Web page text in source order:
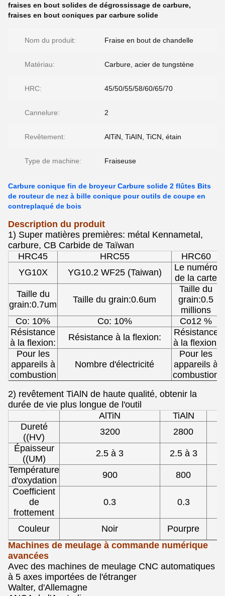
fraises en bout solides de dégrossissage de carbure,
fraises en bout coniques par carbure solide
Nom du produit: Fraise en bout de chandelle
Matériau: Carbure, acier de tungstène
HRC: 45/50/55/58/60/65/70
Cannelure: 2
Revêtement: AlTiN, TiAIN, TiCN, étain
Type de machine: Fraiseuse
Carbure conique fin de broyeur Carbure solide 2 flûtes Bits
de routeur de nez à bille conique pour outils de coupe en
contreplaqué de bois
Description du produit
1) Super matières premières: métal Kennametal,
carbure, CB Carbide de Taïwan
HRC45
HRC55
HRC60
YG10X
YG10.2 WF25 (Taiwan)
Le numéro
de la carte
Taille du
grain:0.7um
Taille du grain:0.6um
Taille du
grain:0.5
millions
Co: 10%
Co: 10%
Co12 %
Résistance
à la flexion:
Résistance à la flexion:
Résistance
à la flexion:
Pour les
appareils à
combustion
Nombre d'électricité
Pour les
appareils à
combustion
2) revêtement TiAlN de haute qualité, obtenir la
durée de vie plus longue de l'outil
AlTiN
TiAlN
Dureté
((HV)
3200
2800
Épaisseur
((UM)
2.5 à 3
2.5 à 3
Température
d'oxydation
900
800
Coefficient
de
frottement
0.3 0.3
Couleur Noir
Pourpre
Machines de meulage à commande numérique
avancées
Avec des machines de meulage CNC automatiques
à 5 axes importées de l'étranger
Walter, d'Allemagne